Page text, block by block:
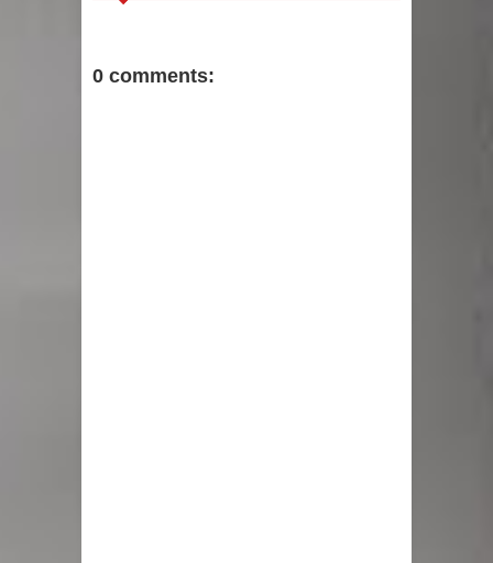
0 comments: